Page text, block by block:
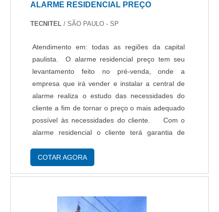
ALARME RESIDENCIAL PREÇO
TECNITEL / SÃO PAULO - SP
Atendimento em: todas as regiões da capital
paulista. O alarme residencial preço tem seu
levantamento feito no pré-venda, onde a
empresa que irá vender e instalar a central de
alarme realiza o estudo das necessidades do
cliente a fim de tornar o preço o mais adequado
possível às necessidades do cliente. Com o
alarme residencial o cliente terá garantia de
serviço especializado, produtos de excelent....
COTAR AGORA